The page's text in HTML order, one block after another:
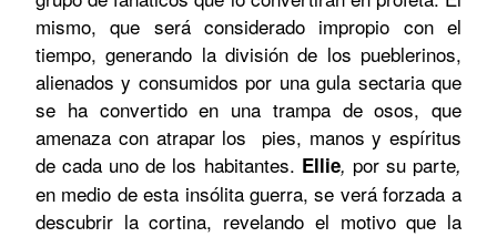
mismo, que será considerado impropio con el
tiempo, generando la división de los pueblerinos,
alienados y consumidos por una gula sectaria que
se ha convertido en una trampa de osos, que
amenaza con atrapar los pies, manos y espíritus
de cada uno de los habitantes. Ellie, por su parte,
en medio de esta insólita guerra, se verá forzada a
descubrir la cortina, revelando el motivo que la